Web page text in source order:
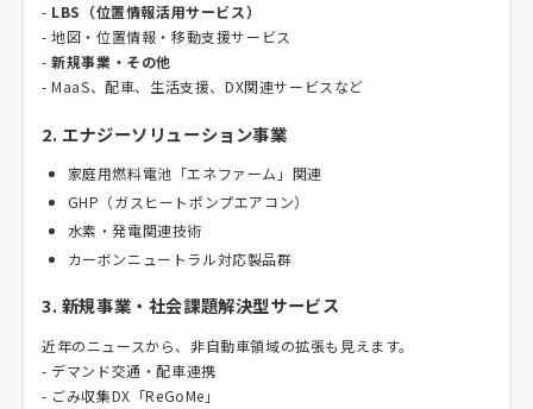
- LBS（位置情報活用サービス）
- 地図・位置情報・移動支援サービス
-新規事業・その他
- MaaS、配車、生活支援、DX関連サービスなど
2. エナジーソリューション事業
家庭用燃料電池「エネファーム」関連
GHP（ガスヒートポンプエアコン）
水素・発電関連技術
カーボンニュートラル対応製品群
3. 新規事業・社会課題解決型サービス
近年のニュースから、非自動車領域の拡張も見えます。
- デマンド交通・配車連携
- ごみ収集DX「ReGoMe」